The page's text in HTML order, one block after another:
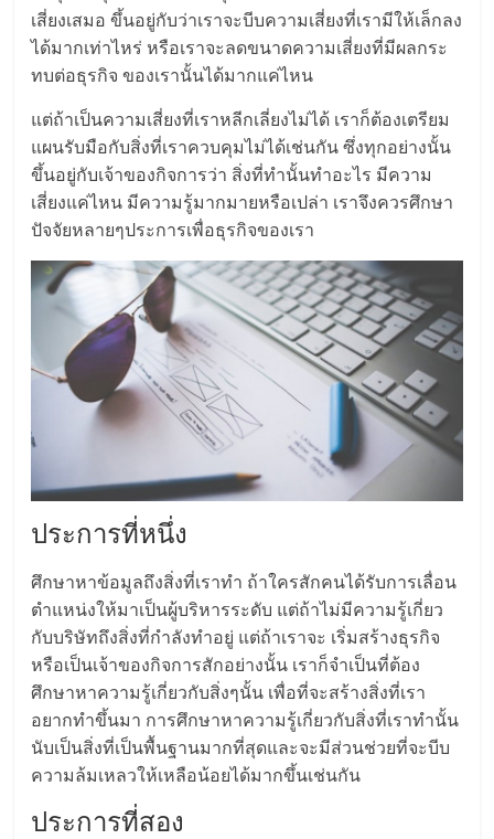
รน
ไชส์,
ที่
ปรึกษา
แฟ
รน
ไชส์,
รวม
แฟ
รน
ไชส์
ขาย
แฟ
เสี่ยงเสมอ ขึ้นอยู่กับว่าเราจะบีบความเสี่ยงที่เรามีให้เล็กลง
ได้มากเท่าไหร่ หรือเราจะลดขนาดความเสี่ยงที่มีผลกระ
ทบต่อธุรกิจ ของเรานั้นได้มากแค่ไหน
แต่ถ้าเป็นความเสี่ยงที่เราหลีกเลี่ยงไม่ได้ เราก็ต้องเตรียม
แผนรับมือกับสิ่งที่เราควบคุมไม่ได้เช่นกัน ซึ่งทุกอย่างนั้น
ขึ้นอยู่กับเจ้าของกิจการว่า สิ่งที่ทำนั้นทำอะไร มีความ
เสี่ยงแค่ไหน มีความรู้มากมายหรือเปล่า เราจึงควรศึกษา
ปัจจัยหลายๆประการเพื่อธุรกิจของเรา
ประการที่หนึ่ง
ศึกษาหาข้อมูลถึงสิ่งที่เราทำ ถ้าใครสักคนได้รับการเลื่อน
ตำแหน่งให้มาเป็นผู้บริหารระดับ แต่ถ้าไม่มีความรู้เกี่ยว
กับบริษัทถึงสิ่งที่กำลังทำอยู่ แต่ถ้าเราจะ เริ่มสร้างธุรกิจ
หรือเป็นเจ้าของกิจการสักอย่างนั้น เราก็จำเป็นที่ต้อง
ศึกษาหาความรู้เกี่ยวกับสิ่งๆนั้น เพื่อที่จะสร้างสิ่งที่เรา
อยากทำขึ้นมา การศึกษาหาความรู้เกี่ยวกับสิ่งที่เราทำนั้น
นับเป็นสิ่งที่เป็นพื้นฐานมากที่สุดและจะมีส่วนช่วยที่จะบีบ
ความล้มเหลวให้เหลือน้อยได้มากขึ้นเช่นกัน
ประการที่สอง